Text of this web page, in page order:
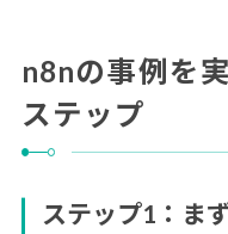
n8nの事例を
ステップ
ステップ1：ま